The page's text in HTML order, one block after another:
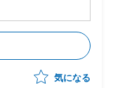
体の進捗管理/
対応状況の総
進行)の全体ス気になる